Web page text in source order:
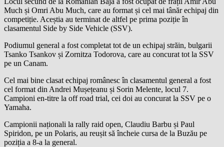
Much și Omri Abu Much, care au format și cel mai tânăr echipaj din
competiție. Aceștia au terminat de altfel pe prima poziție în
clasamentul Side by Side Vehicle (SSV).
Podiumul general a fost completat tot de un echipaj străin, bulgarii
Tsanko Tsankov și Zornitza Todorova, care au concurat tot la SSV
pe un Canam.
Cel mai bine clasat echipaj românesc în clasamentul general a fost
cel format din Andrei Mușețeanu și Sorin Melente, locul 7.
Campioni en-titre la off road trial, cei doi au concurat la SSV pe o
Yamaha.
Campionii naționali la rally raid open, Claudiu Barbu și Paul
Spiridon, pe un Polaris, au reușit să încheie cursa de la Buzău pe
poziția a 8-a la general.